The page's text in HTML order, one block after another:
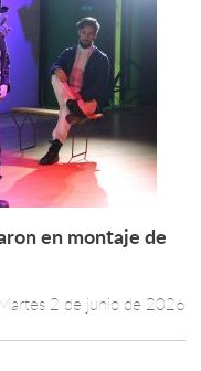
Leer más +
en montaje de
2 de junio de 2026